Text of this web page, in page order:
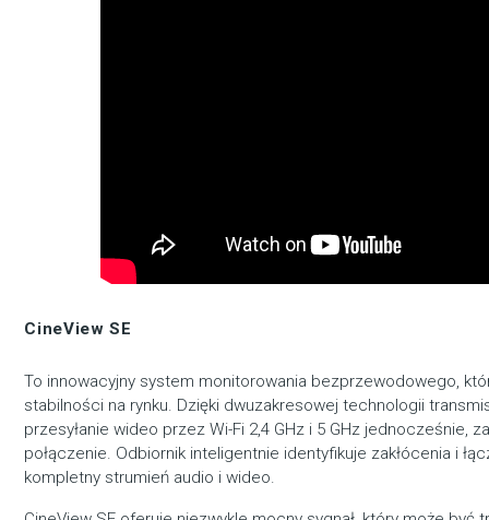
CineView SE
To innowacyjny system monitorowania bezprzewodowego,
stabilności na rynku. Dzięki dwuzakresowej technologii
przesyłanie wideo przez Wi-Fi 2,4 GHz i 5 GHz jednocześnie,
połączenie. Odbiornik inteligentnie identyfikuje zakłócenia i
kompletny strumień audio i wideo.